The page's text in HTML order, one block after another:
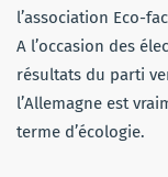
l’association Eco-
A l’occasion des
résultats du parti
l’Allemagne est
terme d’écologie.